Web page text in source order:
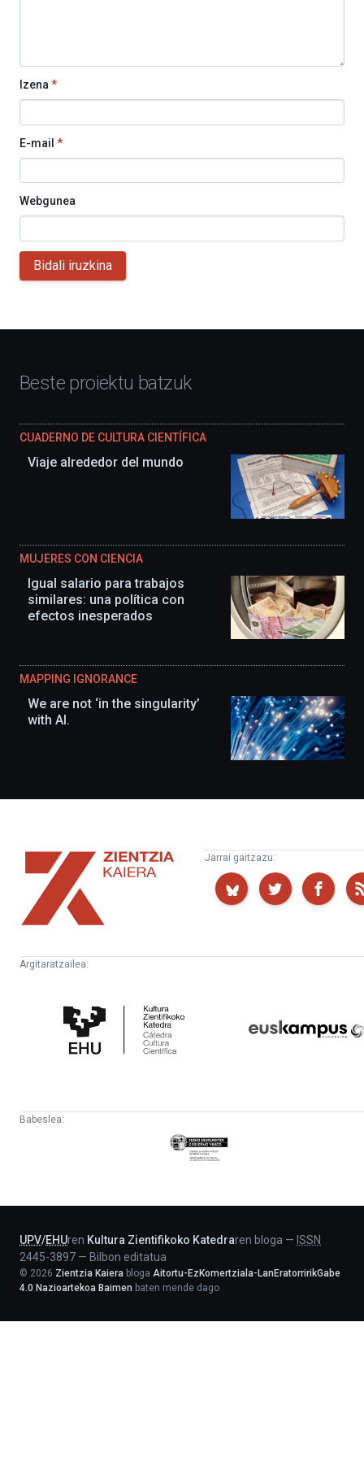
Izena*
E-mail *
Webgunea
Bidali iruzkina
Beste proiektu batzuk
CUADERNO DE CULTURA CIENTÍFICA
Viaje alrededor del mundo
MUJERES CON CIENCIA
Igual salario para trabajos
similares: una política con
efectos inesperados
MAPPING IGNORANCE
We are not ‘in the singularity’
with AI.
Zientzia
Kaiera
Jarrai gaitzazu:
Argitaratzailea:
Zientifikoko
Katedra
Babeslea:
Eusko
Jaurlaritza
UPV/EHUren Kultura Zientifikoko Katedraren bloga — ISSN
2445-3897 — Bilbon editatua
© 2026 Zientzia Kaiera bloga Aitortu-EzKomertziala-LanEratorririkGabe
4.0 Nazioartekoa Baimen baten mende dago